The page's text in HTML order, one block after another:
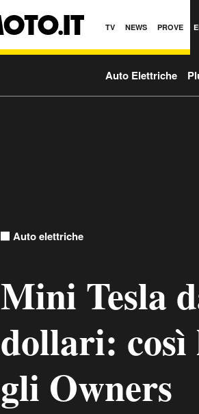
TV NEWS PROVE
Auto Elettriche
Auto elettriche
Mini Tesla
dollari: così
gli Owners